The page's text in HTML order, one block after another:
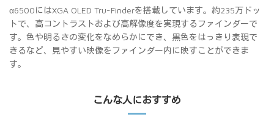
α6500にはXGA OLED Tru-Finderを搭載しています。約235万ドッ
トで、高コントラストおよび高解像度を実現するファインダーで
す。色や明るさの変化をなめらかにでき、黒色をはっきり表現で
きるなど、見やすい映像をファインダー内に映すことができま
す。
こんな人におすすめ